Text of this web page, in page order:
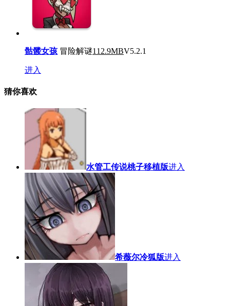
骷髅女孩 冒险解谜112.9MBV5.2.1
进入
猜你喜欢
水管工传说桃子移植版进入
希薇尔冷狐版进入